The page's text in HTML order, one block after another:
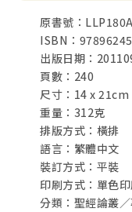
原書號：LLP180A
ISBN：
出版日期：
頁數：240
尺寸：14 x 21cm
重量：312克
排版方式：橫排
語言：繁體中文
裝訂方式：平裝
印刷方式：單色
分類：聖經論叢